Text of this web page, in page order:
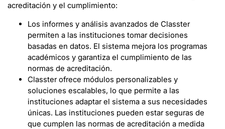
acreditación y el cumplimiento:
Los informes y análisis avanzados de Classter
permiten a las instituciones tomar decisiones
basadas en datos. El sistema mejora los programas
académicos y garantiza el cumplimiento de las
normas de acreditación.
Classter ofrece módulos personalizables y
soluciones escalables, lo que permite a las
instituciones adaptar el sistema a sus necesidades
únicas. Las instituciones pueden estar seguras de
que cumplen las normas de acreditación a medida